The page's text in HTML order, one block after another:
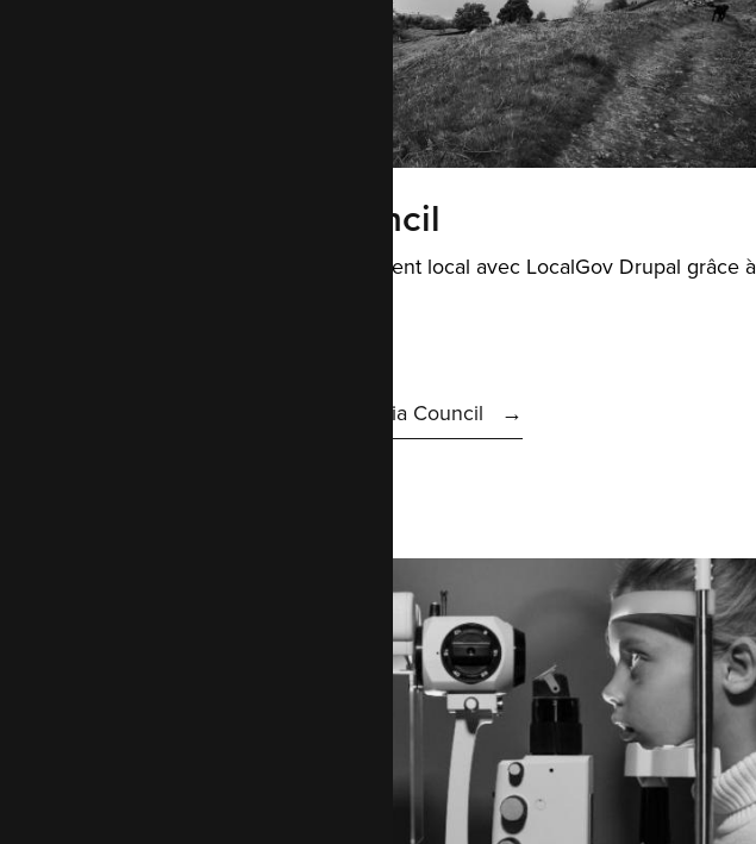
Cumbria Council
Connecter le gouvernement local avec LocalGov Drupal grâce à
Learn more about Cumbria Council